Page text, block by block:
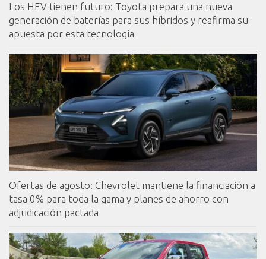
Los HEV tienen futuro: Toyota prepara una nueva
generación de baterías para sus híbridos y reafirma su
apuesta por esta tecnología
Ofertas de agosto: Chevrolet mantiene la financiación a
tasa 0% para toda la gama y planes de ahorro con
adjudicación pactada